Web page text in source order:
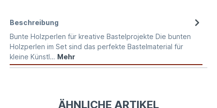
Beschreibung
Bunte Holzperlen für kreative Bastelprojekte Die bunten
Holzperlen im Set sind das perfekte Bastelmaterial für
kleine Künstl… Mehr
ÄHNLICHE ARTIKEL